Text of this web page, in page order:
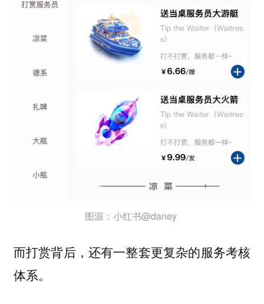
图源：小红书@daney
而打赏背后，还有一整套更复杂的服务考核
体系。